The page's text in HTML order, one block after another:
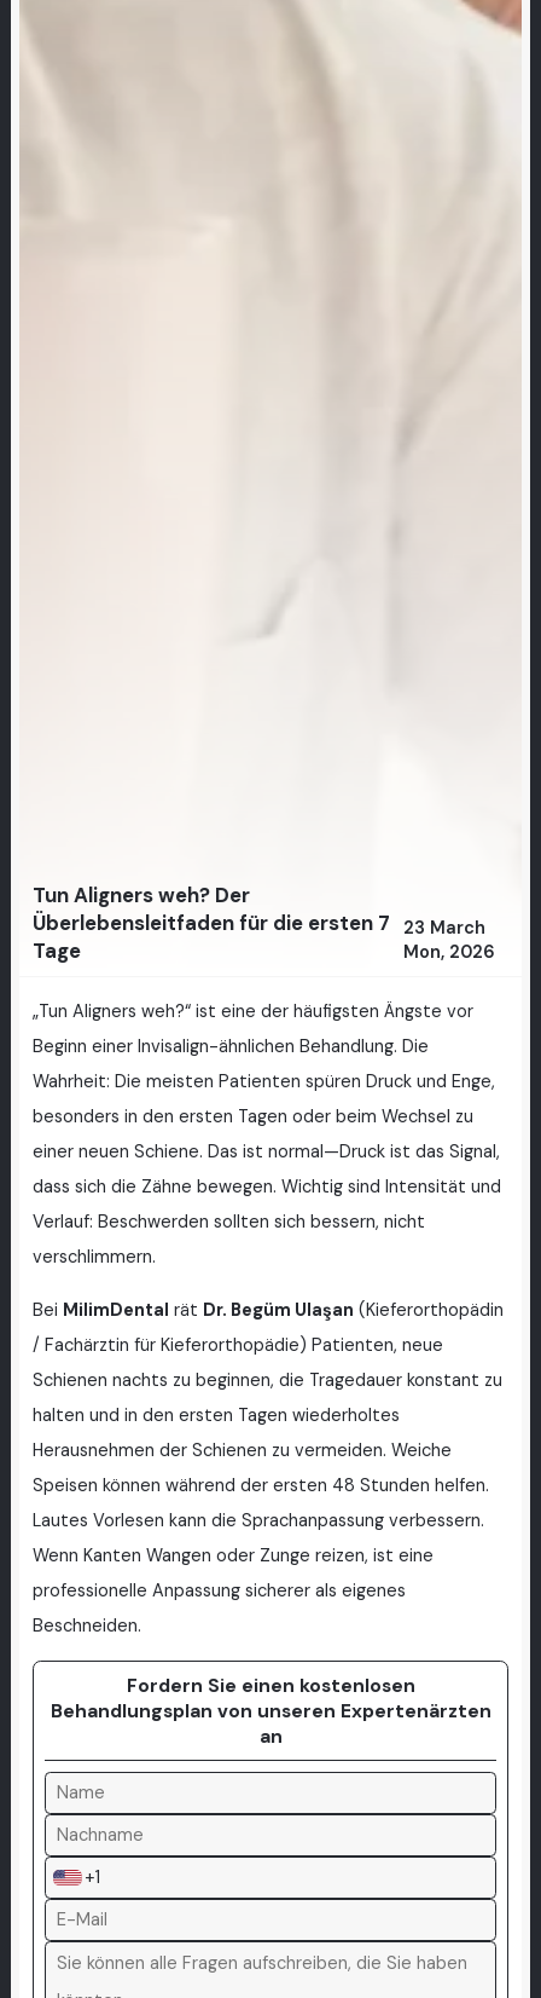
Tun Aligners weh? Der
Überlebensleitfaden für die ersten 7
Tage
23 March
Mon, 2026
„Tun Aligners weh?“ ist eine der häufigsten Ängste vor
Beginn einer Invisalign-ähnlichen Behandlung. Die
Wahrheit: Die meisten Patienten spüren Druck und Enge,
besonders in den ersten Tagen oder beim Wechsel zu
einer neuen Schiene. Das ist normal—Druck ist das Signal,
dass sich die Zähne bewegen. Wichtig sind Intensität und
Verlauf: Beschwerden sollten sich bessern, nicht
verschlimmern.
Bei MilimDental rät Dr. Begüm Ulaşan (Kieferorthopädin
/ Fachärztin für Kieferorthopädie) Patienten, neue
Schienen nachts zu beginnen, die Tragedauer konstant zu
halten und in den ersten Tagen wiederholtes
Herausnehmen der Schienen zu vermeiden. Weiche
Speisen können während der ersten 48 Stunden helfen.
Lautes Vorlesen kann die Sprachanpassung verbessern.
Wenn Kanten Wangen oder Zunge reizen, ist eine
professionelle Anpassung sicherer als eigenes
Beschneiden.
Fordern Sie einen kostenlosen
Behandlungsplan von unseren Expertenärzten
an
+1